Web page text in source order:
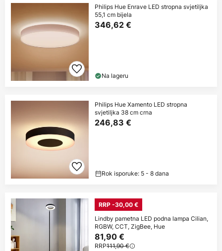
Philips Hue Enrave LED stropna svjetiljka
55,1 cm bijela
346,62 €
Na lageru
Philips Hue Xamento LED stropna
svjetiljka 38 cm crna
246,83 €
Rok isporuke: 5 - 8 dana
RRP -30,00 €
Lindby pametna LED podna lampa Cilian,
RGBW, CCT, ZigBee, Hue
81,90 €
RRP111,90 €